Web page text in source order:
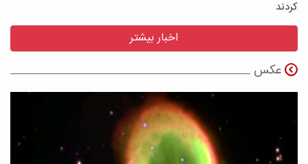
کردند
اخبار بیشتر
عکس